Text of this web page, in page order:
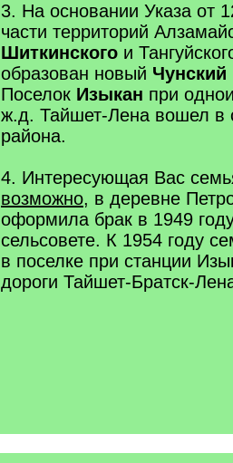
3. На основании Указа от
части территорий
Шиткинского и
образован новый Чунский
Поселок Изыкан при
ж.д. Тайшет-Лена вошел в
района.
4. Интересующая Вас
возможно, в деревне
оформила брак в 1949
сельсовете. К 1954 году
в поселке при станции
дороги Тайшет-Братск-